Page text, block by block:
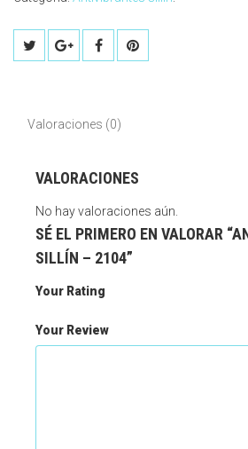
Valoraciones (0)
VALORACIONES
No hay valoraciones aún.
SÉ EL PRIMERO EN VALORAR
SILLÍN – 2104”
Your Rating
Your Review